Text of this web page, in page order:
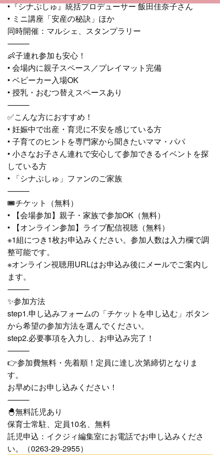
•『シナぷしゅ』統括プロデューサー 飯田佳奈子さん
• ミニ講座「安産の秘訣」ほか
同時開催：マルシェ、スタンプラリー
⸻
👶子連れ参加も安心！
• 会場内に親子スペース／プレイマット完備
• ベビーカー入場OK
• 授乳・おむつ替えスペースあり
⸻
✅こんな方におすすめ！
• 妊娠中で出産・育児に不安を感じている方
• 子育てのヒントを専門家から聞きたいママ・パパ
• 小さなお子さん連れで安心して参加できるイベントを探
している方
• 「シナぷしゅ」ファンのご家族
⸻
🎟️チケット（無料）
• 【会場参加】親子・家族で参加OK（無料）
• 【オンライン参加】ライブ配信視聴（無料）
※1組につき1枚お申込みください。参加人数は入力欄で調
整可能です。
※オンライン視聴用URLはお申込み後にメールでご案内し
ます。
⸻
✨参加方法
step1.申し込みフォームの「チケットを申し込む」ボタン
から希望の参加方法を選んでください。
step2.必要事項を入力し、お申込み完了！
⸻
👉参加費無料・先着順！定員に達し次第締切となりま
す。
お早めにお申し込みください！
⸻
🐣無料託児あり
保育士常駐、定員10名、無料
託児申込：イクジィ編集室にお電話でお申し込みくださ
い。（0263-29-2955）